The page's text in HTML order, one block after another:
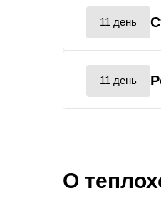
11 день
11 день
О